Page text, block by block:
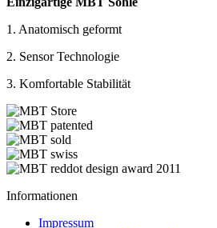
1. Anatomisch geformt
2. Sensor Technologie
3. Komfortable Stabilität
Informationen
Impressum